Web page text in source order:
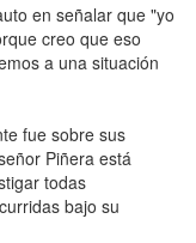
en señalar que "yo
creo que eso
a una situación
fue sobre sus
Piñera está
todas
bajo su